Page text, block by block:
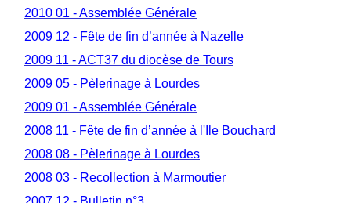
2010 01 - Assemblée Générale
2009 12 - Fête de fin d’année à Nazelle
2009 11 - ACT37 du diocèse de Tours
2009 05 - Pèlerinage à Lourdes
2009 01 - Assemblée Générale
2008 11 - Fête de fin d’année à l'Ile Bouchard
2008 08 - Pèlerinage à Lourdes
2008 03 - Recollection à Marmoutier